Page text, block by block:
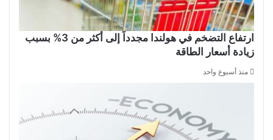
ارتفاع التضخم في هولندا مجدداً إلى أكثر من 3% بسبب
زيادة أسعار الطاقة
منذ أسبوع واحد